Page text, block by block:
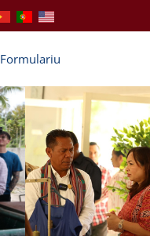
Formulariu